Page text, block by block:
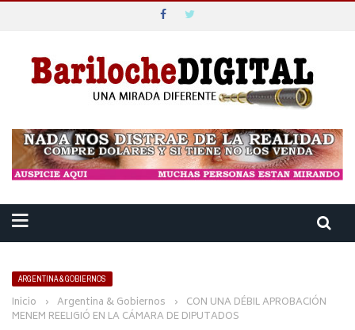
ARGENTINA & GOBIERNOS
Inicio › Argentina & Gobiernos › CON UNA DÉBIL APROBACIÓN
MENEM REELIGIÓ EN LA CÁMARA DE DIPUTADOS